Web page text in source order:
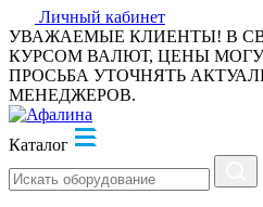
Личный кабинет
УВАЖАЕМЫЕ КЛИЕНТЫ! В
КУРСОМ ВАЛЮТ, ЦЕНЫ
ПРОСЬБА УТОЧНЯТЬ
МЕНЕДЖЕРОВ.
Каталог